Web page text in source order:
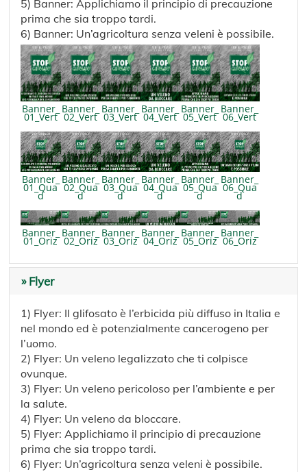
5) Banner: Applichiamo il principio di precauzione
prima che sia troppo tardi.
6) Banner: Un’agricoltura senza veleni è possibile.
Banner_
01_Vert
Banner_
02_Vert
Banner_
03_Vert
Banner_
04_Vert
Banner_
05_Vert
Banner_
06_Vert
Banner_
01_Qua
d
Banner_
02_Qua
d
Banner_
03_Qua
d
Banner_
04_Qua
d
Banner_
05_Qua
d
Banner_
06_Qua
d
Banner_
01_Oriz
Banner_
02_Oriz
Banner_
03_Oriz
Banner_
04_Oriz
Banner_
05_Oriz
Banner_
06_Oriz
» Flyer
1) Flyer: Il glifosato è l’erbicida più diffuso in Italia e
nel mondo ed è potenzialmente cancerogeno per
l’uomo.
2) Flyer: Un veleno legalizzato che ti colpisce
ovunque.
3) Flyer: Un veleno pericoloso per l’ambiente e per
la salute.
4) Flyer: Un veleno da bloccare.
5) Flyer: Applichiamo il principio di precauzione
prima che sia troppo tardi.
6) Flyer: Un’agricoltura senza veleni è possibile.